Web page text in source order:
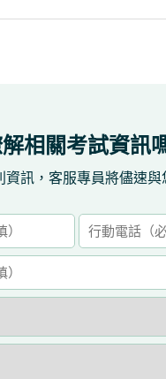
相關考試資訊
資訊，客服專員將儘速與